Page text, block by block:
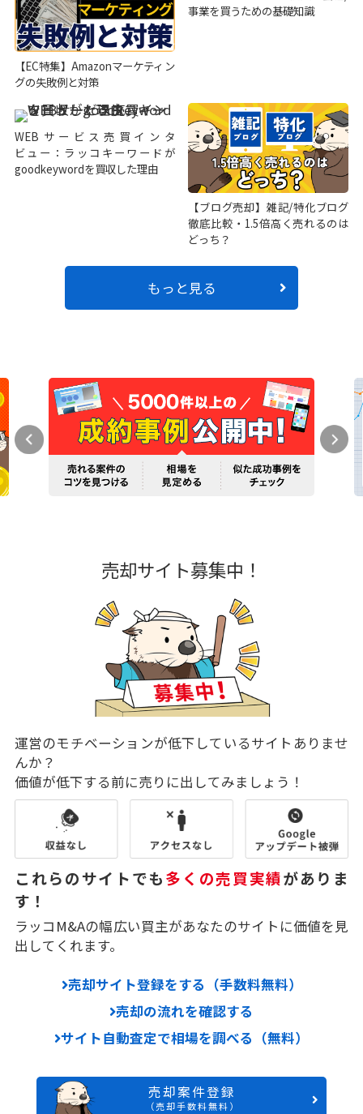
【EC特集】Amazonマーケティン
グの失敗例と対策
事業を買うための基礎知識
WEBサービス売買インタ
ビュー：ラッコキーワードが
goodkeywordを買収した理由
【ブログ売却】雑記/特化ブログ
徹底比較・1.5倍高く売れるのは
どっち？
もっと見る
売却サイト募集中！
運営のモチベーションが低下しているサイトありませ
んか？
価値が低下する前に売りに出してみましょう！
これらのサイトでも多くの売買実績がありま
す！
ラッコM&Aの幅広い買主があなたのサイトに価値を見
出してくれます。
売却サイト登録をする（手数料無料）
売却の流れを確認する
サイト自動査定で相場を調べる（無料）
売却案件登録
（売却手数料無料）